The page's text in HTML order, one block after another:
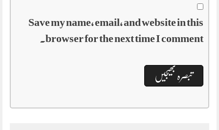
Save my name, email, and website in this
browser for the next time I comment.